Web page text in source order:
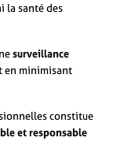
la santé des
surveillance
en minimisant
constitue
et responsable